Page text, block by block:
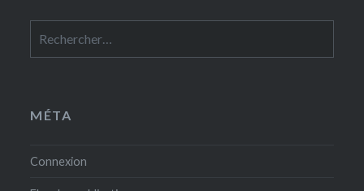
MÉTA
Connexion